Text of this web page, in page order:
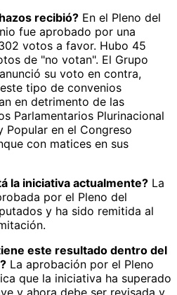
recibió? En el Pleno del
fue aprobado por una
votos a favor. Hubo 45
de "no votan". El Grupo
su voto en contra,
tipo de convenios
en detrimento de las
Parlamentarios Plurinacional
Popular en el Congreso
con matices en sus
la iniciativa actualmente? La
por el Pleno del
y ha sido remitida al
este resultado dentro del
La aprobación por el Pleno
que la iniciativa ha superado
y ahora debe ser revisada y